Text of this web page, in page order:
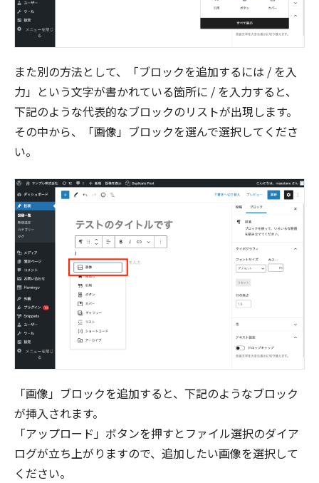
また別の方法として、「ブロックを追加するには / を入
力」という文字が書かれている箇所に / を入力すると、
下記のような代表的なブロックのリストが出現します。
その中から、「画像」ブロックを選んで選択してくださ
い。
「画像」ブロックを追加すると、下記のようなブロック
が挿入されます。
「アップロード」ボタンを押すとファイル選択のダイア
ログが立ち上がりますので、追加したい画像を選択して
ください。